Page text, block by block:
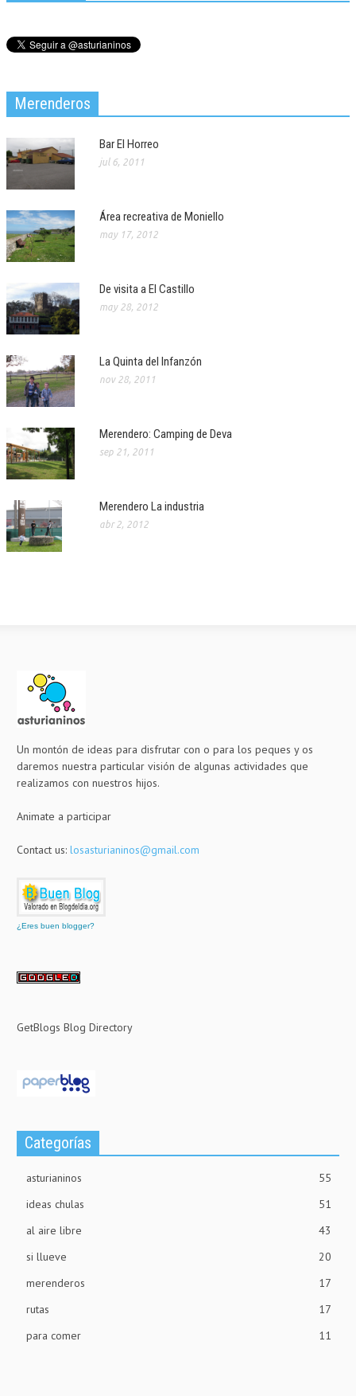
Merenderos
Bar El Horreo
jul 6, 2011
Área recreativa de Moniello
may 17, 2012
De visita a El Castillo
may 28, 2012
La Quinta del Infanzón
nov 28, 2011
Merendero: Camping de Deva
sep 21, 2011
Merendero La industria
abr 2, 2012
Un montón de ideas para disfrutar con o para los peques y os
daremos nuestra particular visión de algunas actividades que
realizamos con nuestros hijos.
Animate a participar
Contact us: losasturianinos@gmail.com
¿Eres buen blogger?
GetBlogs Blog Directory
Categorías
asturianinos
55
ideas chulas
51
al aire libre
43
si llueve
20
merenderos
17
rutas
17
para comer
11